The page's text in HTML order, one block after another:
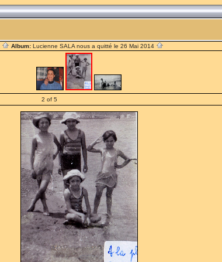
Album: Lucienne SALA nous a quitté le 26 Mai 2014
2 of 5